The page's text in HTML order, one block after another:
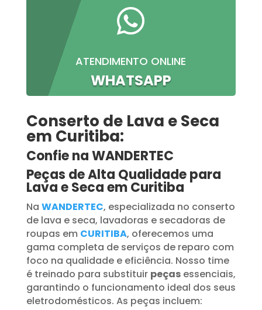

ATENDIMENTO ONLINE
WHATSAPP
Conserto de Lava e Seca
em Curitiba:
Confie na WANDERTEC
Peças de Alta Qualidade para
Lava e Seca em Curitiba
Na WANDERTEC, especializada no conserto
de lava e seca, lavadoras e secadoras de
roupas em CURITIBA, oferecemos uma
gama completa de serviços de reparo com
foco na qualidade e eficiência. Nosso time
é treinado para substituir peçasessenciais,
garantindo o funcionamento ideal dos seus
eletrodomésticos. As peças incluem: